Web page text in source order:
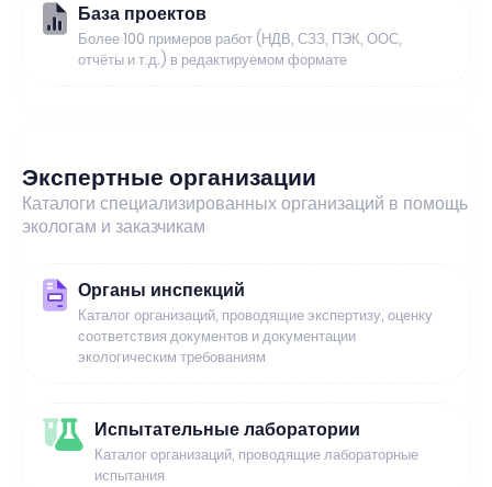
База проектов
Более 100 примеров работ (НДВ, СЗЗ, ПЭК, ООС,
отчёты и т.д.) в редактируемом формате
Экспертные организации
Каталоги специализированных организаций в помощь
экологам и заказчикам
Органы инспекций
Каталог организаций, проводящие экспертизу, оценку
соответствия документов и документации
экологическим требованиям
Испытательные лаборатории
Каталог организаций, проводящие лабораторные
испытания